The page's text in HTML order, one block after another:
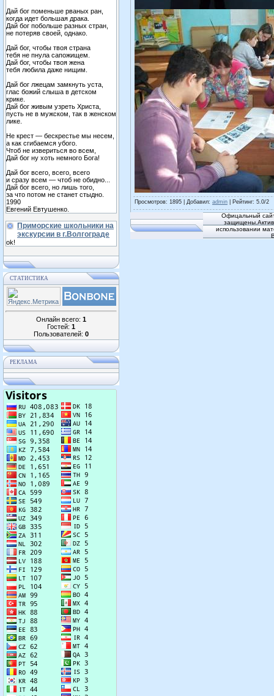
Дай бог поменьше рваных ран,
когда идет большая драка.
Дай бог побольше разных стран,
не потеряв своей, однако.
Дай бог, чтобы твоя страна
тебя не пнула сапожищем.
Дай бог, чтобы твоя жена
тебя любила даже нищим.
Дай бог лжецам замкнуть уста,
глас божий слыша в детском
крике.
Дай бог живым узреть Христа,
пусть не в мужском, так в женском
лике.
Не крест — бескрестье мы несем,
а как сгибаемся убого.
Чтоб не извериться во всем,
Дай бог ну хоть немного Бога!
Дай бог всего, всего, всего
и сразу всем — чтоб не обидно...
Дай бог всего, но лишь того,
за что потом не станет стыдно.
1990
Евгений Евтушенко.
Приморские школьники на
экскурсии в г.Волгограде
ok!
СТАТИСТИКА
Онлайн всего: 1
Гостей: 1
Пользователей: 0
РЕКЛАМА
Просмотров: 1895 | Добавил: admin Рейтинг: 5.0/2
Офицальный
использовании